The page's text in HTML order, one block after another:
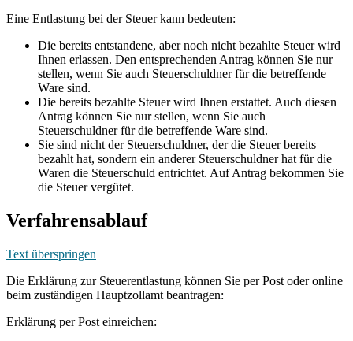
Eine Entlastung bei der Steuer kann bedeuten:
Die bereits entstandene, aber noch nicht bezahlte Steuer wird
Ihnen erlassen. Den entsprechenden Antrag können Sie nur
stellen, wenn Sie auch Steuerschuldner für die betreffende
Ware sind.
Die bereits bezahlte Steuer wird Ihnen erstattet. Auch diesen
Antrag können Sie nur stellen, wenn Sie auch
Steuerschuldner für die betreffende Ware sind.
Sie sind nicht der Steuerschuldner, der die Steuer bereits
bezahlt hat, sondern ein anderer Steuerschuldner hat für die
Waren die Steuerschuld entrichtet. Auf Antrag bekommen Sie
die Steuer vergütet.
Verfahrensablauf
Text überspringen
Die Erklärung zur Steuerentlastung können Sie per Post oder online
beim zuständigen Hauptzollamt beantragen:
Erklärung per Post einreichen: